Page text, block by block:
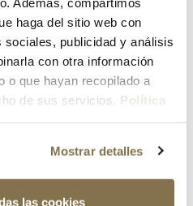
haga del sitio web con
publicidad y análisis
con otra información
o que hayan recopilado a
de sus servicios. Política
Mostrar detalles
las cookies